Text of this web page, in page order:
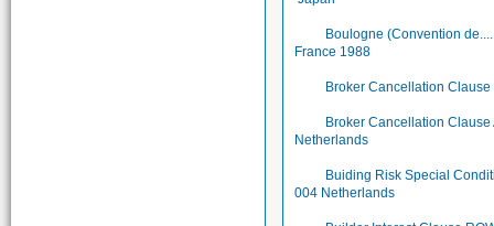
Boulogne (Convention
France 1988
Broker Cancellation Clause
Broker Cancellation Clause
Netherlands
Buiding Risk Special
004 Netherlands